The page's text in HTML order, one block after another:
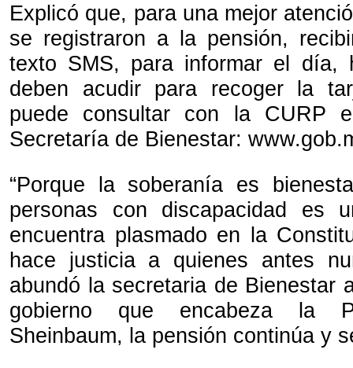
Explicó que, para una mejor
se registraron a la pensión,
texto SMS, para informar el día,
deben acudir para recoger la
puede consultar con la CURP
Secretaría de Bienestar:
“Porque la soberanía es
personas con discapacidad es
encuentra plasmado en la
hace justicia a quienes antes
abundó la secretaria de Bienestar
gobierno que encabeza la
Sheinbaum, la pensión continúa y